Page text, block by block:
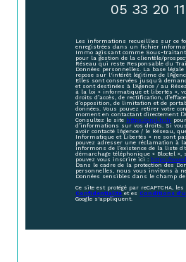
05 33 20
Les informations recueillies sur ce
enregistrées dans un fichier
Immo agissant comme Sous-
pour la gestion de la clientèle/
Réseau qui reste Responsable du
Données personnelles. La base
repose sur l'intérêt légitime de
Elles sont conservées jusqu'à
et sont destinées à l'Agence / au
à la loi « informatique et libertés »,
droits d’accès, de rectification,
d’opposition, de limitation et de
données. Vous pouvez retirer votre
moment en contactant directement
Consultez le site https://cnil.fr/fr
d’informations sur vos droits. Si
avoir contacté l'Agence / le Réseau,
Informatique et Libertés » ne sont
pouvez adresser une réclamation à
informons de l’existence de la liste
démarchage téléphonique « Bloctel
pouvez vous inscrire ici : https://
Dans le cadre de la protection des
personnelles, nous vous invitons à
Données sensibles dans le champ
Ce site est protégé par reCAPTCHA, les
Confidentialité et esConditions
Google s'appliquent.